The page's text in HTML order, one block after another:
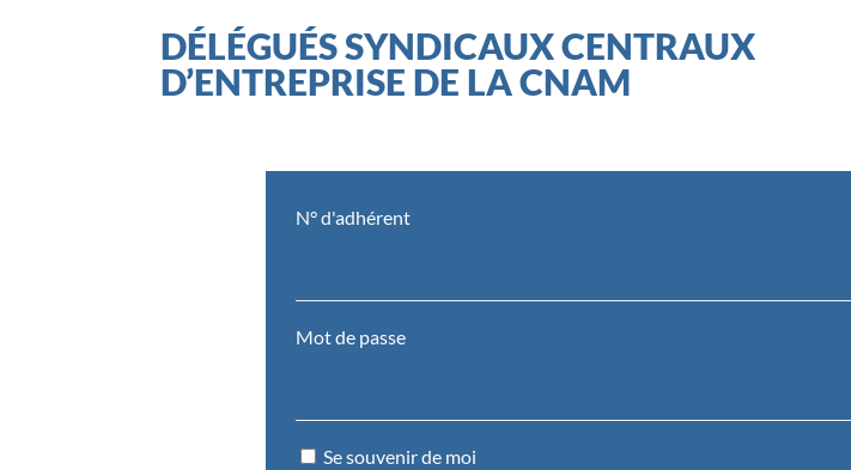
DÉLÉGUÉS SYNDICAUX CENTRAUX
D’ENTREPRISE DE LA CNAM
N° d'adhérent
Mot de passe
Se souvenir de moi